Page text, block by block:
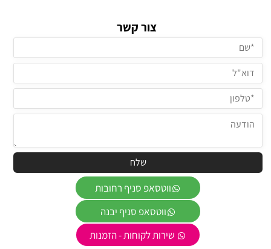
צור קשר
ווטסאפ סניף רחובות
ווטסאפ סניף יבנה
שירות לקוחות - הזמנות